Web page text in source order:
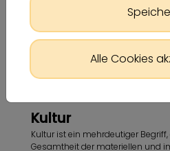
Kultur
Kultur ist ein mehrdeutiger
Gesamtheit der materiellen und
Alle Cookies